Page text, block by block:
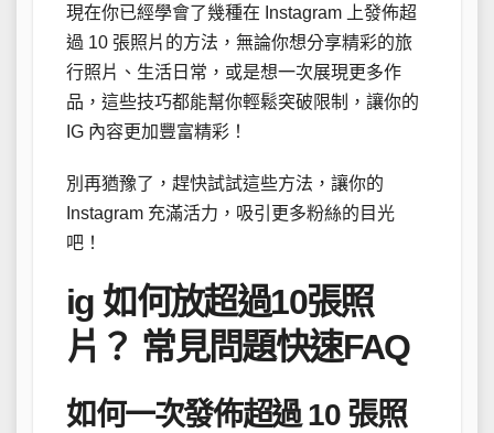
現在你已經學會了幾種在 Instagram 上發佈超
過 10 張照片的方法，無論你想分享精彩的旅
行照片、生活日常，或是想一次展現更多作
品，這些技巧都能幫你輕鬆突破限制，讓你的
IG 內容更加豐富精彩！
別再猶豫了，趕快試試這些方法，讓你的
Instagram 充滿活力，吸引更多粉絲的目光
吧！
ig 如何放超過10張照
片？ 常見問題快速FAQ
如何一次發佈超過 10 張照